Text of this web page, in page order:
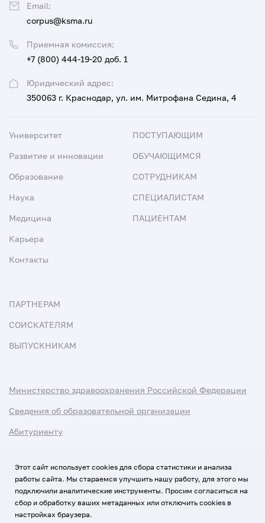
Юридический адрес:
350063 г. Краснодар, ул. им. Митрофана Седина, 4
Приемная комиссия:
+7 (800) 444-19-20 доб. 1
Email:
corpus@ksma.ru
Университет
Развитие и инновации
Образование
Наука
Медицина
Карьера
Контакты
ПОСТУПАЮЩИМ
ОБУЧАЮЩИМСЯ
СОТРУДНИКАМ
СПЕЦИАЛИСТАМ
ПАЦИЕНТАМ
ПАРТНЕРАМ
СОИСКАТЕЛЯМ
ВЫПУСКНИКАМ
Министерство здравоохранения Российской Федерации
Сведения об образовательной организации
Абитуриенту
Использование Cookies
Политика обработки персональных данных
Этот сайт использует cookies для сбора статистики и анализа
работы сайта. Мы стараемся улучшить нашу работу, для этого мы
подключили аналитические инструменты. Просим согласиться на
сбор и обработку ваших метаданных или отключить cookies в
настройках браузера.